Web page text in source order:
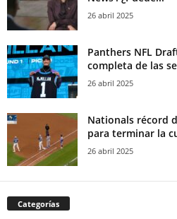
26 abril 2025
Panthers NFL
completa de las
26 abril 2025
Nationals récord
para terminar la
26 abril 2025
Categorías